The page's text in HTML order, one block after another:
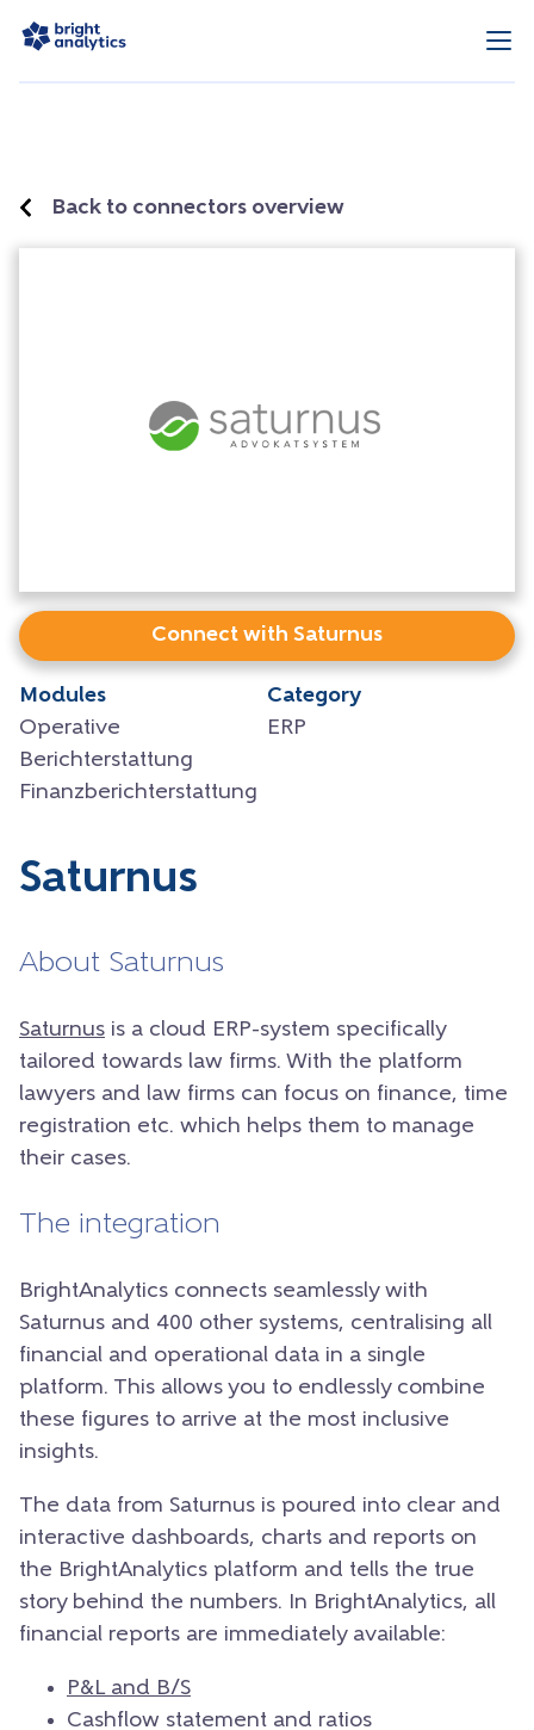
Back to connectors overview
Connect with Saturnus
Modules
Operative
Berichterstattung
Finanzberichterstattung
Category
ERP
Saturnus
About Saturnus
Saturnus is a cloud ERP-system specifically
tailored towards law firms. With the platform
lawyers and law firms can focus on finance, time
registration etc. which helps them to manage
their cases.
The integration
BrightAnalytics connects seamlessly with
Saturnus and 400 other systems, centralising all
financial and operational data in a single
platform. This allows you to endlessly combine
these figures to arrive at the most inclusive
insights.
The data from Saturnus is poured into clear and
interactive dashboards, charts and reports on
the BrightAnalytics platform and tells the true
story behind the numbers. In BrightAnalytics, all
financial reports are immediately available:
P&L and B/S
Cashflow statement and ratios